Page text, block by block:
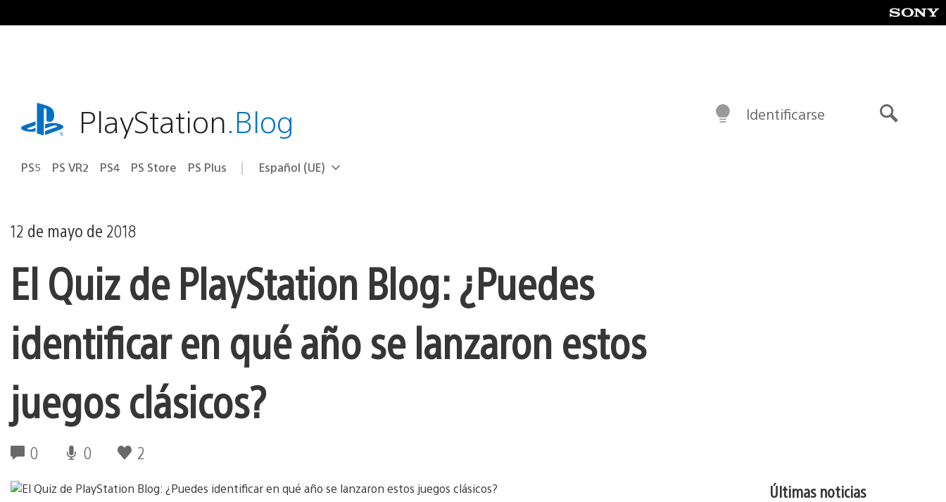
al
playstation.comPlayStation.Blog
PS5 PS VR2 PS4 PS Store PS Plus Selecciona
Región
Español (UE)
Identificarse
12 de mayo de 2018
El Quiz de PlayStation Blog: ¿Puedes
identificar en qué año se lanzaron estos
juegos clásicos?
0 0 2
Últimas noticias